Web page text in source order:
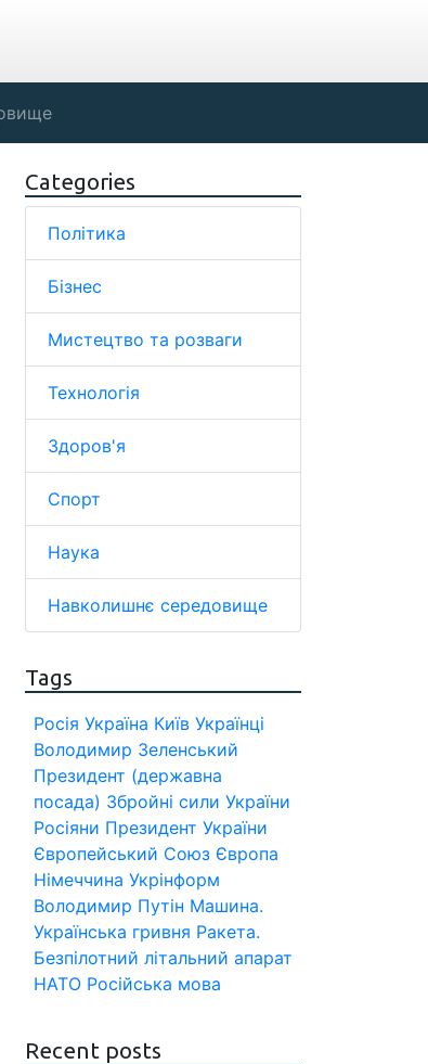
Categories
Політика
Бізнес
Мистецтво та розваги
Технологія
Здоров'я
Спорт
Наука
Навколишнє середовище
Tags
Росія Україна Київ Українці
Володимир Зеленський
Президент (державна
посада) Збройні сили України
Росіяни Президент України
Європейський Союз Європа
Німеччина Укрінформ
Володимир Путін Машина.
Українська гривня Ракета.
Безпілотний літальний апарат
НАТО Російська мова
Recent posts